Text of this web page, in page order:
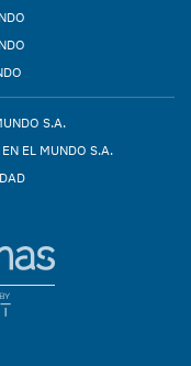
S.A.
EL MUNDO S.A.